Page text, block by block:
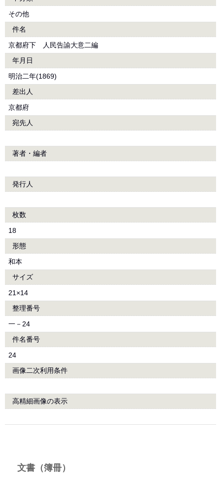
その他
件名
京都府下 人民告諭大意二編
年月日
明治二年(1869)
差出人
京都府
宛先人
著者・編者
発行人
枚数
18
形態
和本
サイズ
21×14
整理番号
一－24
件名番号
24
画像二次利用条件
高精細画像の表示
文書（簿冊）